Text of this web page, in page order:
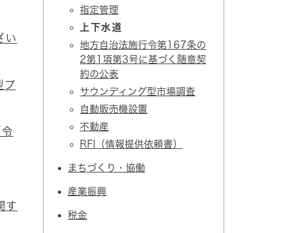
い
プ
す
指定管理
上下水道
地方自治法施行令第167条の
2第1項第3号に基づく随意契
約の公表
サウンディング型市場調査
自動販売機設置
不動産
RFI（情報提供依頼書）
まちづくり・協働
産業振興
税金